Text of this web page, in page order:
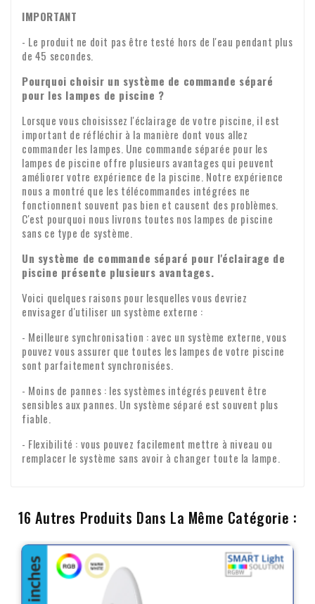
IMPORTANT
- Le produit ne doit pas être testé hors de l'eau pendant plus
de 45 secondes.
Pourquoi choisir un système de commande séparé
pour les lampes de piscine ?
Lorsque vous choisissez l'éclairage de votre piscine, il est
important de réfléchir à la manière dont vous allez
commander les lampes. Une commande séparée pour les
lampes de piscine offre plusieurs avantages qui peuvent
améliorer votre expérience de la piscine. Notre expérience
nous a montré que les télécommandes intégrées ne
fonctionnent souvent pas bien et causent des problèmes.
C'est pourquoi nous livrons toutes nos lampes de piscine
sans ce type de système.
Un système de commande séparé pour l'éclairage de
piscine présente plusieurs avantages.
Voici quelques raisons pour lesquelles vous devriez
envisager d'utiliser un système externe :
- Meilleure synchronisation : avec un système externe, vous
pouvez vous assurer que toutes les lampes de votre piscine
sont parfaitement synchronisées.
- Moins de pannes : les systèmes intégrés peuvent être
sensibles aux pannes. Un système séparé est souvent plus
fiable.
- Flexibilité : vous pouvez facilement mettre à niveau ou
remplacer le système sans avoir à changer toute la lampe.
16 Autres Produits Dans La Même Catégorie :